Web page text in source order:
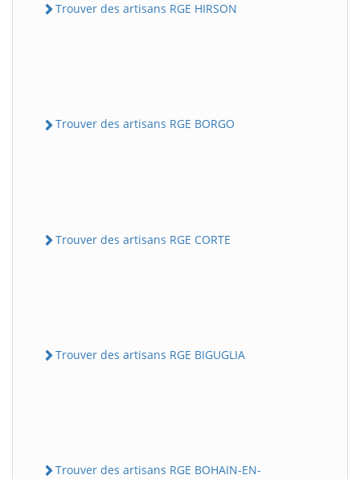
Trouver des artisans RGE HIRSON
Trouver des artisans RGE BORGO
Trouver des artisans RGE CORTE
Trouver des artisans RGE BIGUGLIA
Trouver des artisans RGE BOHAIN-EN-